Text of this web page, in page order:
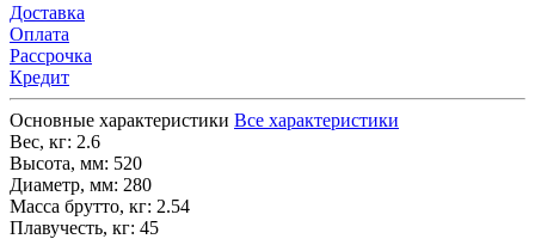
Доставка
Оплата
Рассрочка
Кредит
Основные характеристики Все характеристики
Вес, кг: 2.6
Высота, мм: 520
Диаметр, мм: 280
Масса брутто, кг: 2.54
Плавучесть, кг: 45